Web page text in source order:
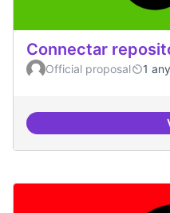
Connectar
Official proposal 1 any